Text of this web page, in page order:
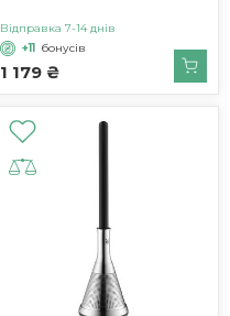
1 179 ₴
Відправка 7-14 днів
+11 бонусів